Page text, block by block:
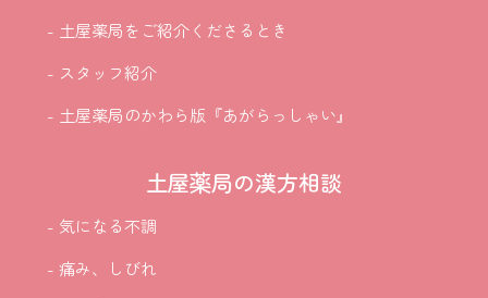
- 土屋薬局をご紹介くださるとき
- スタッフ紹介
- 土屋薬局のかわら版『あがらっしゃい』
土屋薬局の漢方相談
- 気になる不調
- 痛み、しびれ